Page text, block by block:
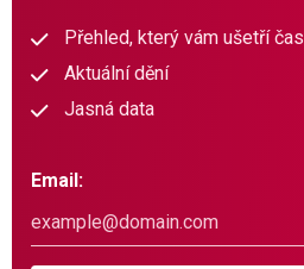
Přehled, který vám ušetří čas
Aktuální dění
Jasná data
Email: